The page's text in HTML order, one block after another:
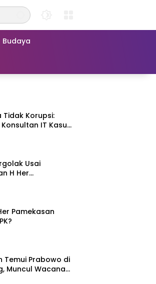
Budaya
Tidak Korupsi:
IT Kasus
22,5 Tahun
Usai
H Her
Faizal Assegaf
Pamekasan
Temui Prabowo di
Muncul Wacana
NasDem dan